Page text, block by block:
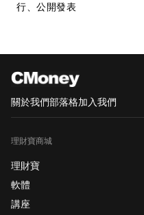
行、公開發表
關於我們部落格加入我們
理財寶商城
理財寶
軟體
講座